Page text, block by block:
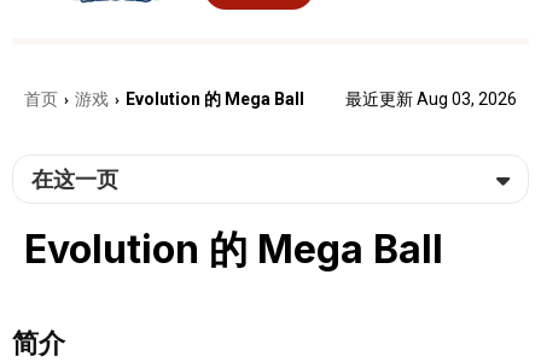
首页 › 游戏 › Evolution 的 Mega Ball 最近更新 Aug 03, 2026
在这一页
Evolution 的 Mega Ball
简介